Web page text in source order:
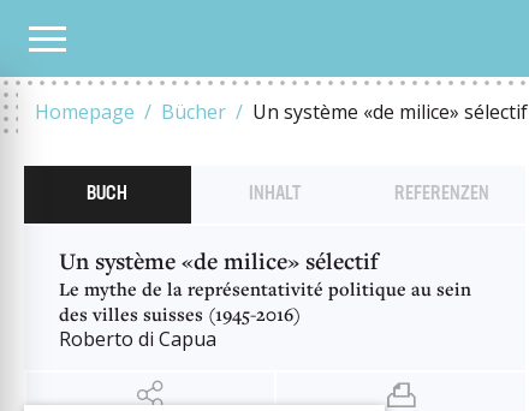
Homepage Bücher Un système «de milice» sélectif
UNSER KATALOG
BUCH INHALT REFERENZEN
Un système «de milice» sélectif
Le mythe de la représentativité politique au sein
des villes suisses (1945-2016)
Roberto di Capua